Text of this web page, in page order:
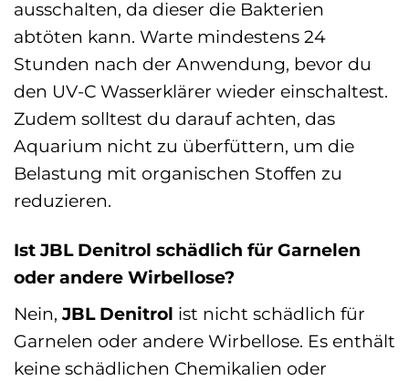
ausschalten, da dieser die Bakterien
abtöten kann. Warte mindestens 24
Stunden nach der Anwendung, bevor du
den UV-C Wasserklärer wieder einschaltest.
Zudem solltest du darauf achten, das
Aquarium nicht zu überfüttern, um die
Belastung mit organischen Stoffen zu
reduzieren.
Ist JBL Denitrol schädlich für Garnelen
oder andere Wirbellose?
Nein,JBL Denitrol ist nicht schädlich für
Garnelen oder andere Wirbellose. Es enthält
keine schädlichen Chemikalien oder